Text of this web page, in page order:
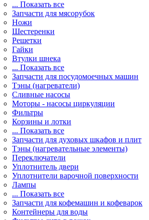
... Показать все
Запчасти для мясорубок
Ножи
Шестеренки
Решетки
Гайки
Втулки шнека
... Показать все
Запчасти для посудомоечных машин
Тэны (нагреватели)
Сливные насосы
Моторы - насосы циркуляции
Фильтры
Корзины и лотки
... Показать все
Запчасти для духовых шкафов и плит
Тэны (нагревательные элементы)
Переключатели
Уплотнитель двери
Уплотнители варочной поверхности
Лампы
... Показать все
Запчасти для кофемашин и кофеварок
Контейнеры для воды